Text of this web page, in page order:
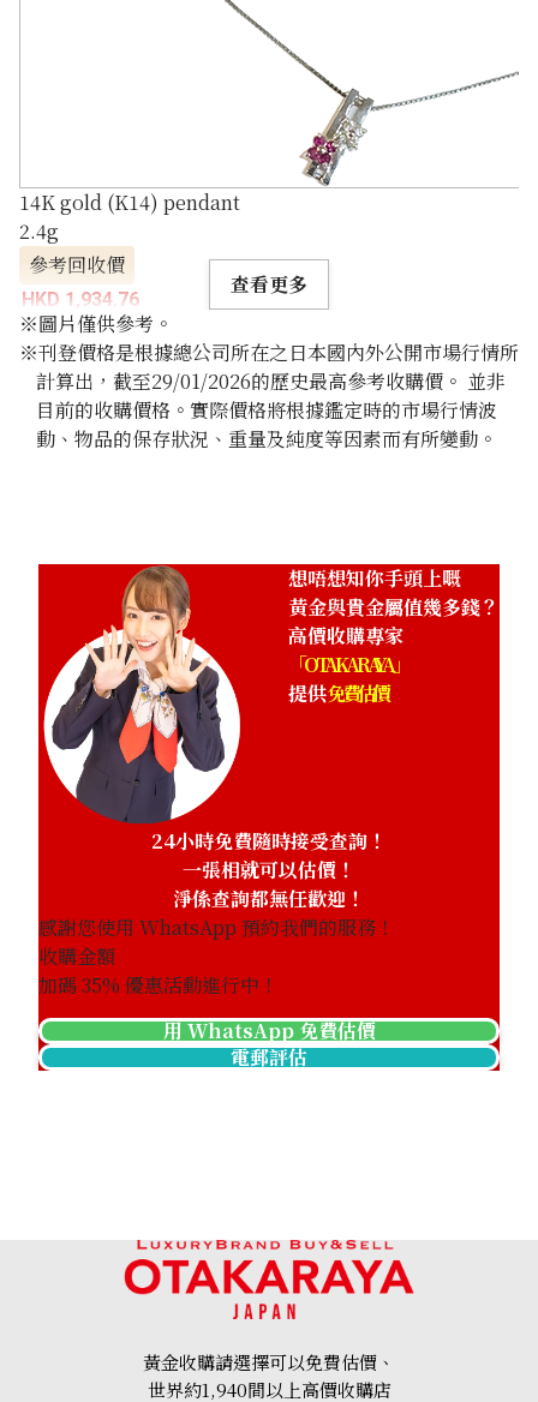
14K gold (K14) pendant
2.4g
參考回收價
HKD 1,934.76
查看更多
※圖片僅供參考。
※刊登價格是根據總公司所在之日本國內外公開市場行情所
計算出，截至29/01/2026的歷史最高參考收購價。 並非
目前的收購價格。實際價格將根據鑑定時的市場行情波
動、物品的保存狀況、重量及純度等因素而有所變動。
想唔想知你手頭上嘅
黃金與貴金屬值幾多錢？
高價收購專家
「OTAKARAYA」
提供免費估價
24小時免費隨時接受查詢！
一張相就可以估價！
淨係查詢都無任歡迎！
感謝您使用 WhatsApp 預約我們的服務！
收購金額
加碼35% 優惠活動進行中！
用 WhatsApp 免費估價
電郵評估
黃金收購請選擇可以免費估價、
世界約1,940間以上高價收購店